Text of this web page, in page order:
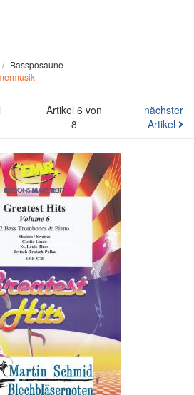
Bassposaune
Artikel 6 von
8
nächster
Artikel